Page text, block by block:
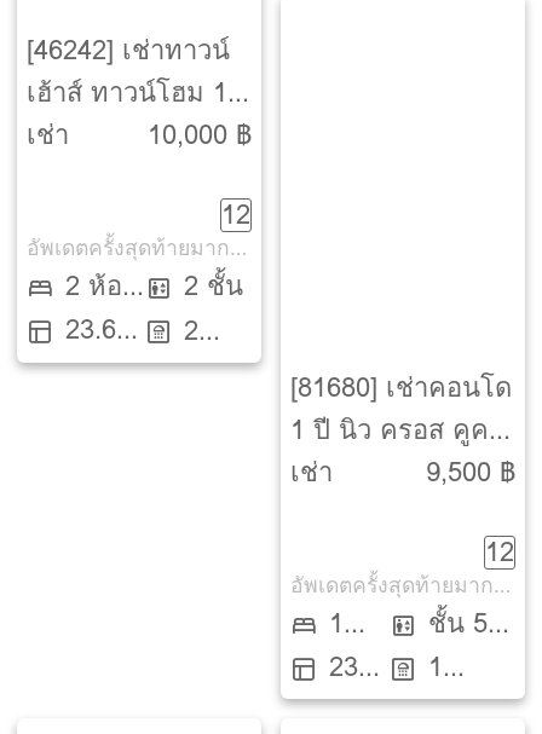
[46242] เช่าทาวน์
เฮ้าส์ ทาวน์โฮม 1
ปี ลำลูกกา-
เช่า
10,000 ฿
12
อัพเดตครั้งสุดท้ายมากกว่า 30 วัน
2 ห้อง
นอน23.6
ตรว.
2 ชั้น
2
ห้องน้ำ
[81680] เช่าคอนโด
1 ปี นิว ครอส คูคต
สเตชัน (Nue Cross
เช่า
9,500 ฿
12
อัพเดตครั้งสุดท้ายมากกว่า 30 วัน
1
Bed23
ตรม.
ชั้น 5
ตึก A
1
ห้องน้ำ